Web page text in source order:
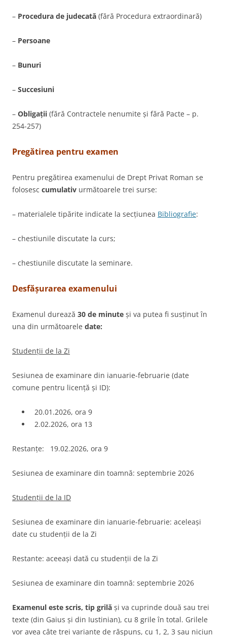
– Procedura de judecată (fără Procedura extraordinară)
– Persoane
– Bunuri
– Succesiuni
– Obligații (fără Contractele nenumite și fără Pacte – p.
254-257)
Pregătirea pentru examen
Pentru pregătirea examenului de Drept Privat Roman se
folosesc cumulativ următoarele trei surse:
– materialele tipărite indicate la secțiunea Bibliografie:
– chestiunile discutate la curs;
– chestiunile discutate la seminare.
Desfășurarea examenului
Examenul durează 30 de minute și va putea fi susținut în
una din următoarele date:
Studenții de la Zi
Sesiunea de examinare din ianuarie-februarie (date
comune pentru licență și ID):
20.01.2026, ora 9
2.02.2026, ora 13
Restanțe: 19.02.2026, ora 9
Sesiunea de examinare din toamnă: septembrie 2026
Studenții de la ID
Sesiunea de examinare din ianuarie-februarie: aceleași
date cu studenții de la Zi
Restante: aceeași dată cu studenții de la Zi
Sesiunea de examinare din toamnă: septembrie 2026
Examenul este scris, tip grilă și va cuprinde două sau trei
texte (din Gaius și din Iustinian), cu 8 grile în total. Grilele
vor avea câte trei variante de răspuns, cu 1, 2, 3 sau niciun